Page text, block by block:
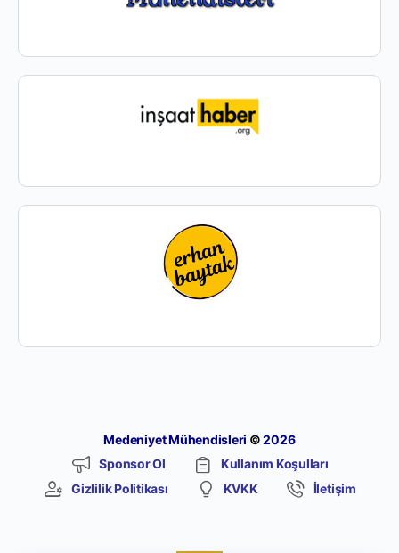
Medeniyet Mühendisleri © 2026
Sponsor Ol
Kullanım Koşulları
Gizlilik Politikası
KVKK İletişim